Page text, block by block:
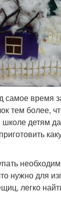
самое время
тем более,
школе детям
нужно для
легко